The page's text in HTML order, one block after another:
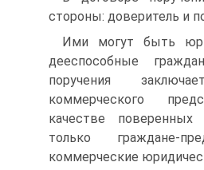
стороны: доверитель и
Ими могут быть
дееспособные
поручения
коммерческого
качестве
только граждане-
коммерческие